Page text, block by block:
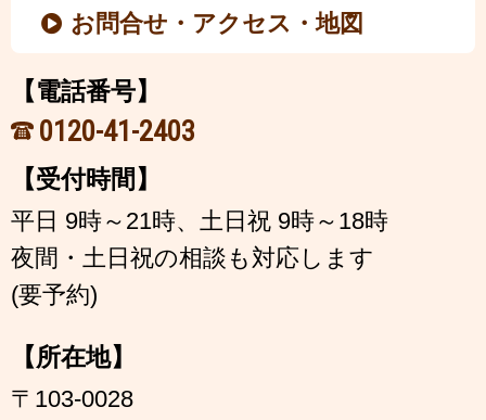
お問合せ・アクセス・地図
【電話番号】
0120-41-2403
【受付時間】
平日 9時～21時、土日祝 9時～18時
夜間・土日祝の相談も対応します
(要予約)
【所在地】
〒103-0028